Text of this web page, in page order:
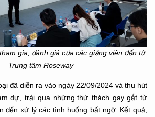
gia, đánh giá của các giảng viên đến từ
Trung tâm Roseway
đã diễn ra vào ngày 22/09/2024 và thu hút
dự, trải qua những thử thách gay gắt từ
đến xử lý các tình huống bất ngờ. Kết quả,